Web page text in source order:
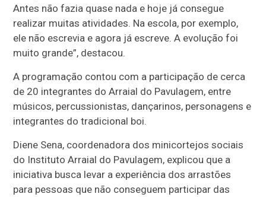
Antes não fazia quase nada e hoje já consegue
realizar muitas atividades. Na escola, por exemplo,
ele não escrevia e agora já escreve. A evolução foi
muito grande”, destacou.
A programação contou com a participação de cerca
de 20 integrantes do Arraial do Pavulagem, entre
músicos, percussionistas, dançarinos, personagens e
integrantes do tradicional boi.
Diene Sena, coordenadora dos minicortejos sociais
do Instituto Arraial do Pavulagem, explicou que a
iniciativa busca levar a experiência dos arrastões
para pessoas que não conseguem participar das